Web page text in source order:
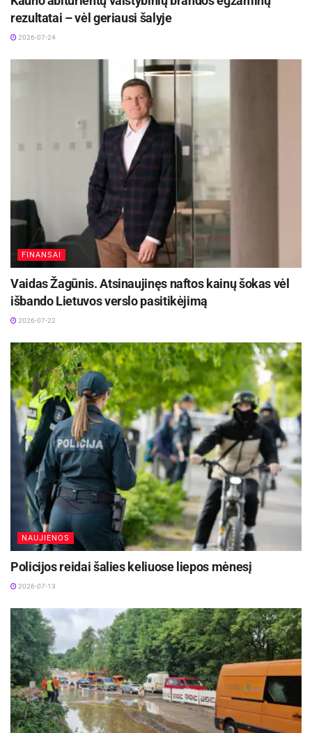
Panevėžio miesto savivaldybės inf.
rezultatai – vėl geriausi šalyje
2026-07-24
FINANSAI
Vaidas Žagūnis. Atsinaujinęs naftos kainų šokas vėl
išbando Lietuvos verslo pasitikėjimą
2026-07-22
NAUJIENOS
Policijos reidai šalies keliuose liepos mėnesį
2026-07-13